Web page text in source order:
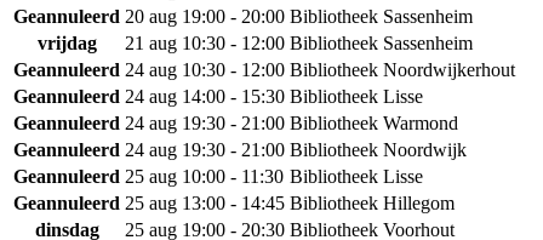
Geannuleerd 20 aug 19:00 - 20:00 Bibliotheek Sassenheim
vrijdag
21 aug 10:30 - 12:00 Bibliotheek Sassenheim
Geannuleerd 24 aug 10:30 - 12:00 Bibliotheek Noordwijkerhout
Geannuleerd 24 aug 14:00 - 15:30 Bibliotheek Lisse
Geannuleerd 24 aug 19:30 - 21:00 Bibliotheek Warmond
Geannuleerd 24 aug 19:30 - 21:00 Bibliotheek Noordwijk
Geannuleerd 25 aug 10:00 - 11:30 Bibliotheek Lisse
Geannuleerd 25 aug 13:00 - 14:45 Bibliotheek Hillegom
dinsdag
25 aug 19:00 - 20:30 Bibliotheek Voorhout